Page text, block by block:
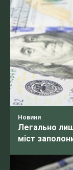
Новини
Легально
міст